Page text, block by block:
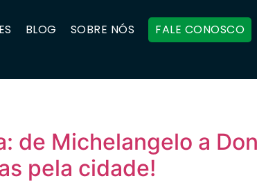
BLOG SOBRE NÓS FALE CONOSCO
de Michelangelo a
pela cidade!